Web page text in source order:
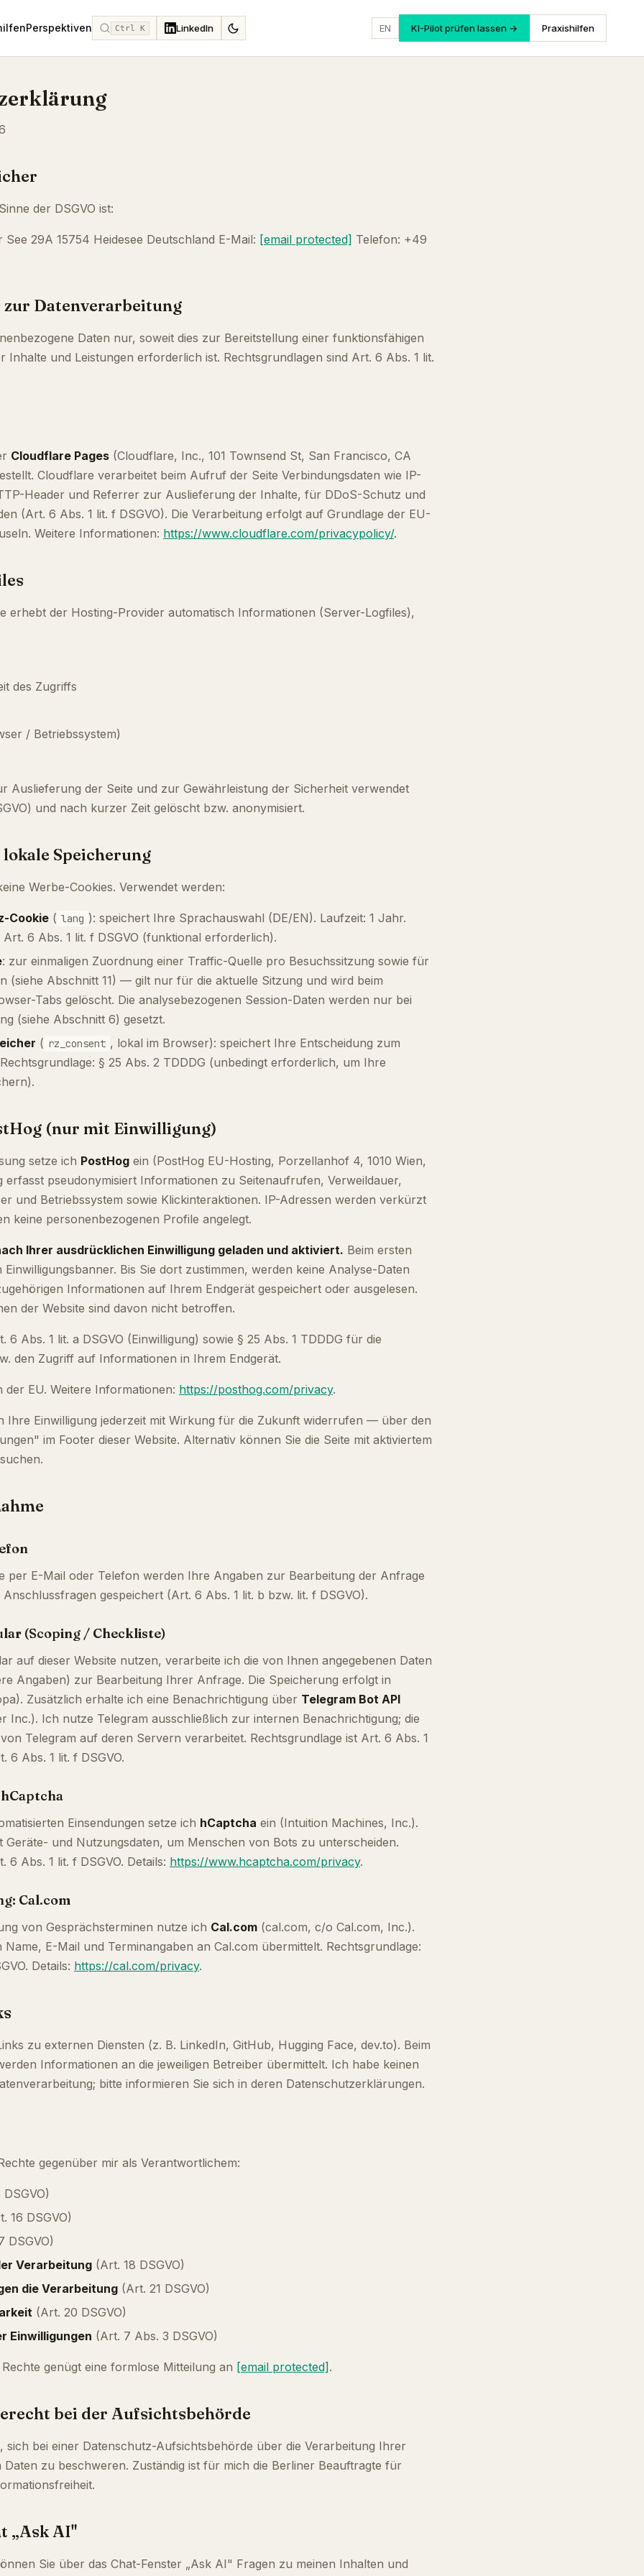
Perspektiven Ctrl K LinkedIn EN KI-Pilot prüfen lassen → Praxishilfen
der DSGVO ist:
29A 15754 Heidesee Deutschland E-Mail: [email protected] Telefon: +49
zur Datenverarbeitung
Daten nur, soweit dies zur Bereitstellung einer funktionsfähigen
Inhalte und Leistungen erforderlich ist. Rechtsgrundlagen sind Art. 6 Abs. 1 lit.
Cloudflare Pages (Cloudflare, Inc., 101 Townsend St, San Francisco, CA
Cloudflare verarbeitet beim Aufruf der Seite Verbindungsdaten wie IP-
Header und Referrer zur Auslieferung der Inhalte, für DDoS-Schutz und
(Art. 6 Abs. 1 lit. f DSGVO). Die Verarbeitung erfolgt auf Grundlage der EU-
Weitere Informationen: https://www.cloudflare.com/privacypolicy/.
erhebt der Hosting-Provider automatisch Informationen (Server-Logfiles),
des Zugriffs
/ Betriebssystem)
Auslieferung der Seite und zur Gewährleistung der Sicherheit verwendet
und nach kurzer Zeit gelöscht bzw. anonymisiert.
Speicherung
Werbe-Cookies. Verwendet werden:
Cookie ( lang ): speichert Ihre Sprachauswahl (DE/EN). Laufzeit: 1 Jahr.
Art. 6 Abs. 1 lit. f DSGVO (funktional erforderlich).
: zur einmaligen Zuordnung einer Traffic-Quelle pro Besuchssitzung sowie für
(siehe Abschnitt 11) — gilt nur für die aktuelle Sitzung und wird beim
Tabs gelöscht. Die analysebezogenen Session-Daten werden nur bei
(siehe Abschnitt 6) gesetzt.
( rz_consent , lokal im Browser): speichert Ihre Entscheidung zum
§ 25 Abs. 2 TDDDG (unbedingt erforderlich, um Ihre
(nur mit Einwilligung)
setze ich PostHog ein (PostHog EU-Hosting, Porzellanhof 4, 1010 Wien,
erfasst pseudonymisiert Informationen zu Seitenaufrufen, Verweildauer,
und Betriebssystem sowie Klickinteraktionen. IP-Adressen werden verkürzt
keine personenbezogenen Profile angelegt.
Ihrer ausdrücklichen Einwilligung geladen und aktiviert. Beim ersten
Bis Sie dort zustimmen, werden keine Analyse-Daten
Informationen auf Ihrem Endgerät gespeichert oder ausgelesen.
der Website sind davon nicht betroffen.
6 Abs. 1 lit. a DSGVO (Einwilligung) sowie § 25 Abs. 1 TDDDG für die
den Zugriff auf Informationen in Ihrem Endgerät.
der EU. Weitere Informationen: https://posthog.com/privacy.
Ihre Einwilligung jederzeit mit Wirkung für die Zukunft widerrufen — über den
im Footer dieser Website. Alternativ können Sie die Seite mit aktiviertem
per E-Mail oder Telefon werden Ihre Angaben zur Bearbeitung der Anfrage
gespeichert (Art. 6 Abs. 1 lit. b bzw. lit. f DSGVO).
(Scoping / Checkliste)
auf dieser Website nutzen, verarbeite ich die von Ihnen angegebenen Daten
Angaben) zur Bearbeitung Ihrer Anfrage. Die Speicherung erfolgt in
Zusätzlich erhalte ich eine Benachrichtigung über Telegram Bot API
Inc.). Ich nutze Telegram ausschließlich zur internen Benachrichtigung; die
Telegram auf deren Servern verarbeitet. Rechtsgrundlage ist Art. 6 Abs. 1
6 Abs. 1 lit. f DSGVO.
Einsendungen setze ich hCaptcha ein (Intuition Machines, Inc.).
Geräte- und Nutzungsdaten, um Menschen von Bots zu unterscheiden.
6 Abs. 1 lit. f DSGVO. Details: https://www.hcaptcha.com/privacy.
Cal.com
von Gesprächsterminen nutze ich Cal.com (cal.com, c/o Cal.com, Inc.).
E-Mail und Terminangaben an Cal.com übermittelt. Rechtsgrundlage:
Details: https://cal.com/privacy.
zu externen Diensten (z. B. LinkedIn, GitHub, Hugging Face, dev.to). Beim
Informationen an die jeweiligen Betreiber übermittelt. Ich habe keinen
bitte informieren Sie sich in deren Datenschutzerklärungen.
gegenüber mir als Verantwortlichem:
16 DSGVO)
DSGVO)
Verarbeitung (Art. 18 DSGVO)
die Verarbeitung (Art. 21 DSGVO)
(Art. 20 DSGVO)
Einwilligungen (Art. 7 Abs. 3 DSGVO)
genügt eine formlose Mitteilung an [email protected] .
bei der Aufsichtsbehörde
sich bei einer Datenschutz-Aufsichtsbehörde über die Verarbeitung Ihrer
zu beschweren. Zuständig ist für mich die Berliner Beauftragte für
„Ask AI"
Sie über das Chat-Fenster „Ask AI" Fragen zu meinen Inhalten und